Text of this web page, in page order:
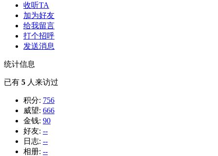
收听TA
加为好友
给我留言
打个招呼
发送消息
统计信息
已有 5 人来访过
积分: 756
威望: 666
金钱: 90
好友: --
日志: --
相册: --